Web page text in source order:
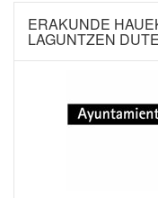
ERAKUNDE
LAGUNTZEN